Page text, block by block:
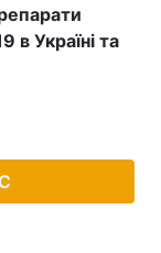
в Україні та